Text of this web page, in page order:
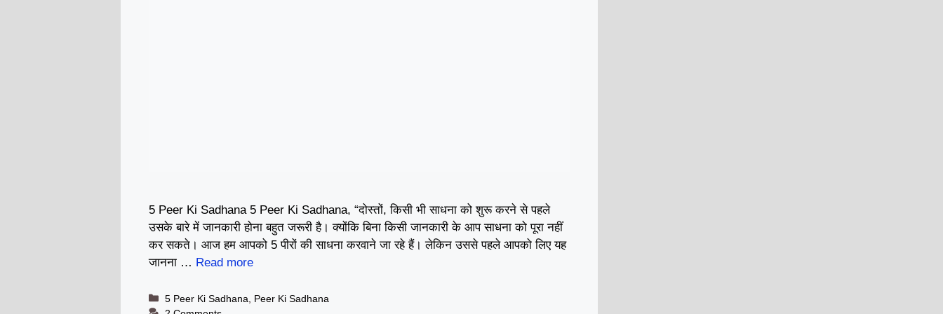
5 Peer Ki Sadhana 5 Peer Ki Sadhana, “दोस्तों, किसी भी साधना को शुरू करने से पहले
उसके बारे में जानकारी होना बहुत जरूरी है। क्योंकि बिना किसी जानकारी के आप साधना को पूरा नहीं
कर सकते। आज हम आपको 5 पीरों की साधना करवाने जा रहे हैं। लेकिन उससे पहले आपको लिए यह
जानना … Read more
Categories
5 Peer Ki Sadhana
Peer Ki Sadhana